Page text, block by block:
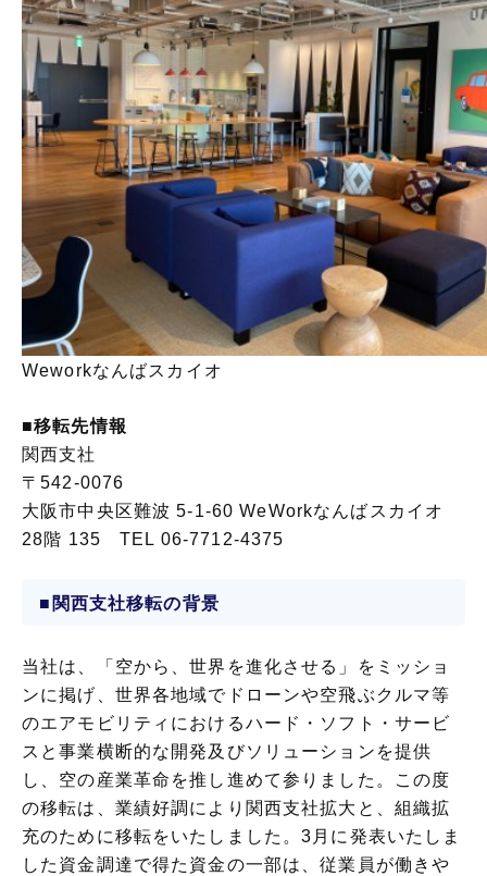
Weworkなんばスカイオ
■移転先情報
関西支社
〒542-0076
大阪市中央区難波 5-1-60 WeWorkなんばスカイオ
28階 135 TEL 06-7712-4375
■関西支社移転の背景
当社は、「空から、世界を進化させる」をミッショ
ンに掲げ、世界各地域でドローンや空飛ぶクルマ等
のエアモビリティにおけるハード・ソフト・サービ
スと事業横断的な開発及びソリューションを提供
し、空の産業革命を推し進めて参りました。この度
の移転は、業績好調により関西支社拡大と、組織拡
充のために移転をいたしました。3月に発表いたしま
した資金調達で得た資金の一部は、従業員が働きや